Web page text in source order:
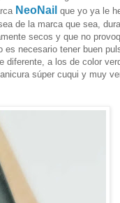
NeoNail que yo ya le
de la marca que sea,
secos y que no
es necesario tener buen
diferente, a los de color
súper cuqui y muy